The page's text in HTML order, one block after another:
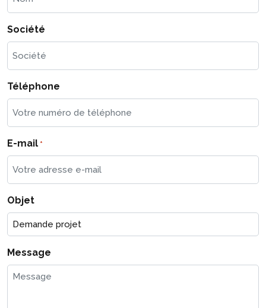
Société
Téléphone
E-mail *
Objet
Message